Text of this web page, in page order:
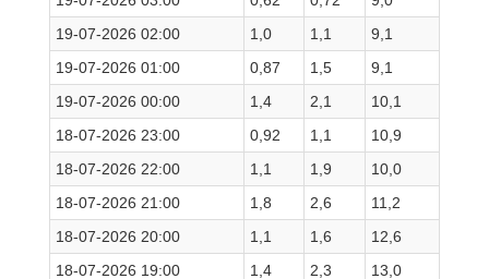
19-07-2026 02:00
1,0 1,1
9,1
19-07-2026 01:00
0,87 1,5
9,1
19-07-2026 00:00
1,4 2,1
10,1
18-07-2026 23:00
0,92 1,1
10,9
18-07-2026 22:00
1,1 1,9
10,0
18-07-2026 21:00
1,8 2,6
11,2
18-07-2026 20:00
1,1 1,6
12,6
18-07-2026 19:00
1,4 2,3
13,0